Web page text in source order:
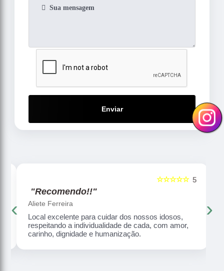
Enviar
5
☆☆☆☆☆
"Recomendo!!"
Aliete Ferreira
Local excelente para cuidar dos nossos idosos,
respeitando a individualidade de cada, com amor,
carinho, dignidade e humanização.
‹ ›